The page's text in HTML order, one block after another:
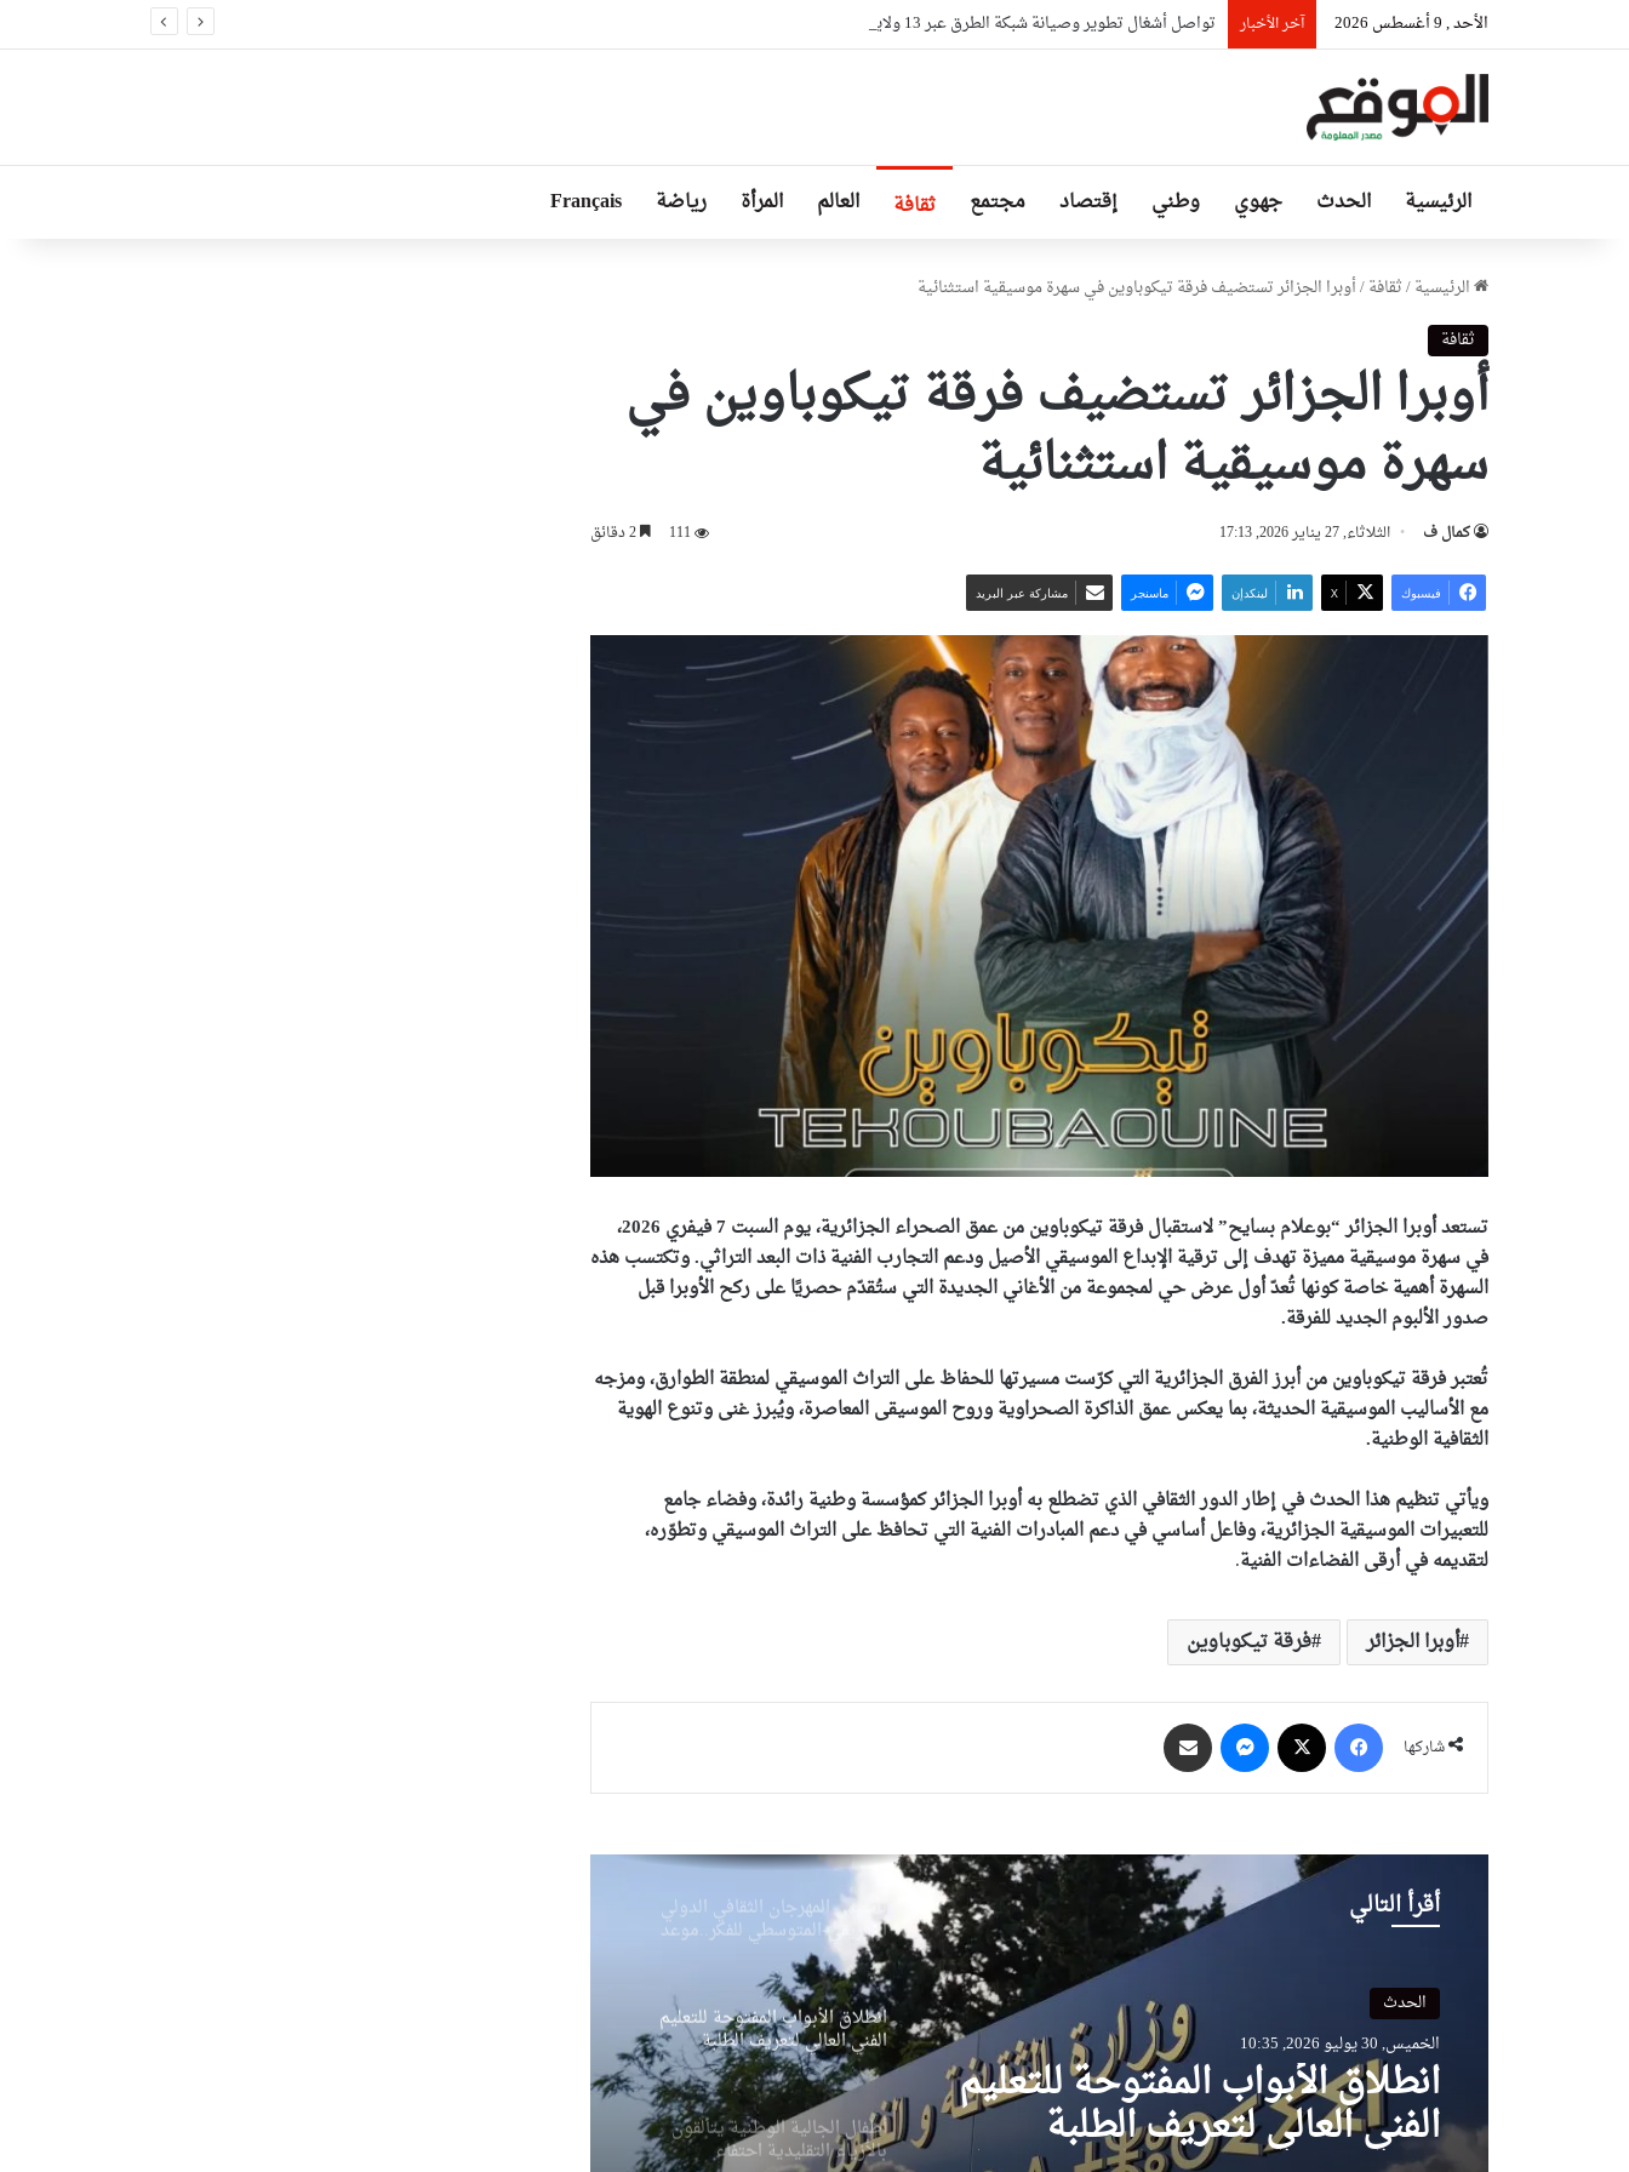
الأحد , 9 أغسطس 2026 آخر الأخبار تواصل أشغال تطوير وصيانة شبكة الطرق عبر 13 ولاية ضمن برنامج 2026
الرئيسية الحدث جهوي وطني إقتصاد مجتمع ثقافة العالم المرأة رياضة Français
الرئيسية/ثقافة/أوبرا الجزائر تستضيف فرقة تيكوباوين في سهرة موسيقية استثنائية
ثقافة
أوبرا الجزائر تستضيف فرقة تيكوباوين في
سهرة موسيقية استثنائية
كمال ف الثلاثاء, 27 يناير 2026, 17:13 111 2 دقائق
فيسبوك ‫X لينكدإن ماسنجر مشاركة عبر البريد
تستعد أوبرا الجزائر “بوعلام بسايح” لاستقبال فرقة تيكوباوين من عمق الصحراء الجزائرية، يوم السبت 7 فيفري 2026،
في سهرة موسيقية مميزة تهدف إلى ترقية الإبداع الموسيقي الأصيل ودعم التجارب الفنية ذات البعد التراثي. وتكتسب هذه
السهرة أهمية خاصة كونها تُعدّ أول عرض حي لمجموعة من الأغاني الجديدة التي ستُقدّم حصريًا على ركح الأوبرا قبل
صدور الألبوم الجديد للفرقة.
تُعتبر فرقة تيكوباوين من أبرز الفرق الجزائرية التي كرّست مسيرتها للحفاظ على التراث الموسيقي لمنطقة الطوارق، ومزجه
مع الأساليب الموسيقية الحديثة، بما يعكس عمق الذاكرة الصحراوية وروح الموسيقى المعاصرة، ويُبرز غنى وتنوع الهوية
الثقافية الوطنية.
ويأتي تنظيم هذا الحدث في إطار الدور الثقافي الذي تضطلع به أوبرا الجزائر كمؤسسة وطنية رائدة، وفضاء جامع
للتعبيرات الموسيقية الجزائرية، وفاعل أساسي في دعم المبادرات الفنية التي تحافظ على التراث الموسيقي وتطوّره،
لتقديمه في أرقى الفضاءات الفنية.
أوبرا الجزائر فرقة تيكوباوين
شاركها
فيسبوك ماسنجر
أقرأ التالي
الحدث
الخميس, 30 يوليو 2026, 10:35
انطلاق الأبواب المفتوحة للتعليم
الفني العالي لتعريف الطلبة
إعداد مشروع اتفاقية للتعاون
الثقافي والفني
مرباح..وزيرة الثقافة تعزي عائلته
والأسرة الفنية
بباتنة وتشرف على محطات من
توقيع اتفاقية شراكة بين وزارة
تأسيس المهرجان الثقافي الدولي
الإفريقي-المتوسطي للفكر..موعد
ثقافي جديد يعزز الحضور
الحضاري للجزائر
انطلاق الأبواب المفتوحة للتعليم
الفني العالي لتعريف الطلبة
بعروض التكوين والآفاق المهنية
أطفال الجالية الوطنية يتألقون
بالأزياء التقليدية احتفاء